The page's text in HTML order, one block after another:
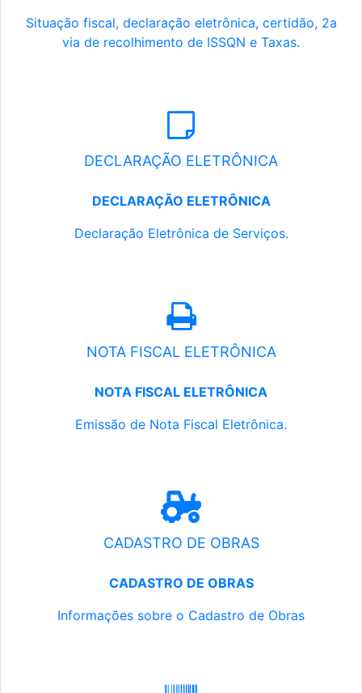
Situação fiscal, declaração eletrônica, certidão, 2a
via de recolhimento de ISSQN e Taxas.
DECLARAÇÃO ELETRÔNICA
DECLARAÇÃO ELETRÔNICA
Declaração Eletrônica de Serviços.
NOTA FISCAL ELETRÔNICA
NOTA FISCAL ELETRÔNICA
Emissão de Nota Fiscal Eletrônica.
CADASTRO DE OBRAS
CADASTRO DE OBRAS
Informações sobre o Cadastro de Obras